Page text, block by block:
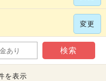
変更
検索
を表示